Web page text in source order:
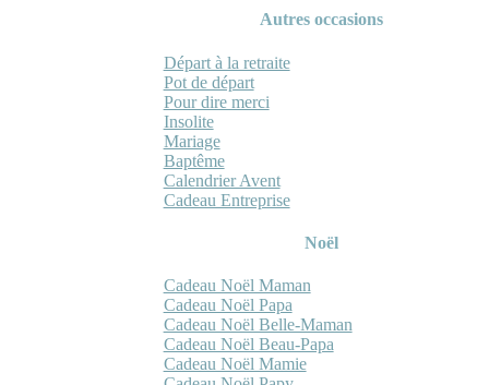
Autres occasions
Départ à la retraite
Pot de départ
Pour dire merci
Insolite
Mariage
Baptême
Calendrier Avent
Cadeau Entreprise
Noël
Cadeau Noël Maman
Cadeau Noël Papa
Cadeau Noël Belle-Maman
Cadeau Noël Beau-Papa
Cadeau Noël Mamie